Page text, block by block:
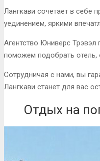
Лангкави сочетает в себе
уединением, яркими
Агентство Юниверс
поможем подобрать отель,
Сотрудничая с нами, вы
Лангкави станет для вас
Отдых на